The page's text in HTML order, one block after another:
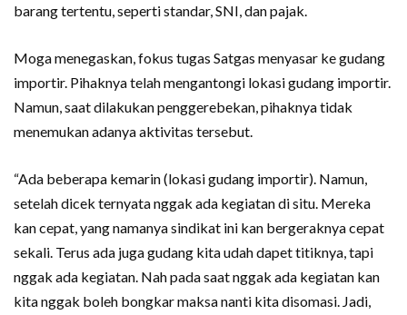
barang tertentu, seperti standar, SNI, dan pajak.
Moga menegaskan, fokus tugas Satgas menyasar ke gudang
importir. Pihaknya telah mengantongi lokasi gudang importir.
Namun, saat dilakukan penggerebekan, pihaknya tidak
menemukan adanya aktivitas tersebut.
“Ada beberapa kemarin (lokasi gudang importir). Namun,
setelah dicek ternyata nggak ada kegiatan di situ. Mereka
kan cepat, yang namanya sindikat ini kan bergeraknya cepat
sekali. Terus ada juga gudang kita udah dapet titiknya, tapi
nggak ada kegiatan. Nah pada saat nggak ada kegiatan kan
kita nggak boleh bongkar maksa nanti kita disomasi. Jadi,